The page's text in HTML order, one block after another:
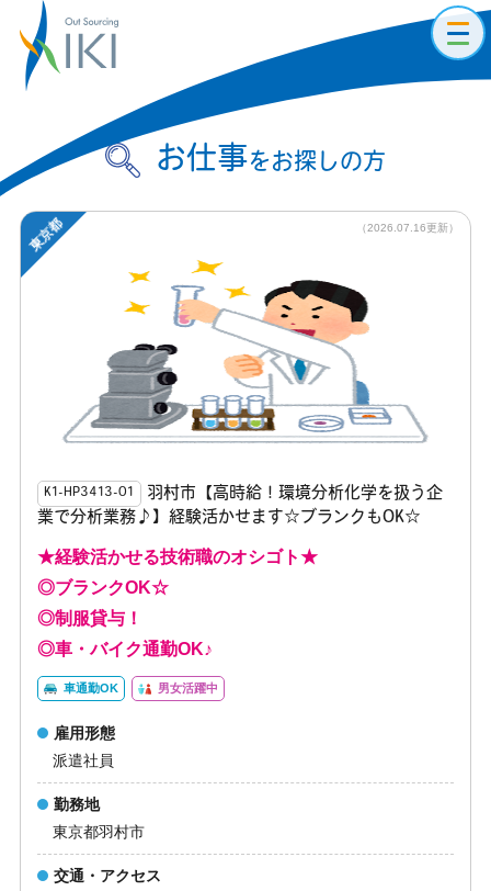
お仕事をお探しの方
K1-HP3413-01
羽村市【高時給！環境分析化学を扱う企
業で分析業務♪】経験活かせます☆ブランクもOK☆
★経験活かせる技術職のオシゴト★
◎ブランクOK☆
◎制服貸与！
◎車・バイク通勤OK♪
車通勤OK 男女活躍中
雇用形態
派遣社員
勤務地
東京都羽村市
交通・アクセス
（2026.07.16更新）
東京都